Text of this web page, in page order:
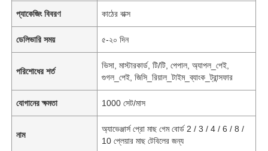
প্যাকেজিং বিবরণ কাঠের বাক্স
ডেলিভারি সময় ৫-২০ দিন
পরিশোধের শর্ত
ভিসা, মাস্টারকার্ড, টি/টি, পেপাল, অ্যাপল_পেই,
গুগল_পেই, জিসি_রিয়াল_টাইম_ব্যাংক_ট্রান্সফার
যোগানের ক্ষমতা 1000 সেট/মাস
নাম
অ্যাভেঞ্জার্স প্রো মাছ গেম বোর্ড 2 / 3 / 4 / 6 / 8 /
10 প্লেয়ার মাছ টেবিলের জন্য